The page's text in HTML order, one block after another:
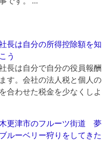
長は自分の所得控除額を知
う
長は自分で自分の役員報酬
す。会社の法人税と個人の
合わせた税金を少なくしよ
更津市のフルーツ街道 夢
ルーベリー狩りをしてきた